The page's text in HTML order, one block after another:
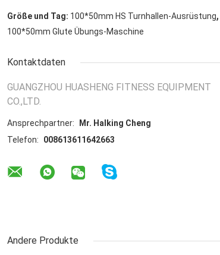
Größe und Tag: 100*50mm HS Turnhallen-Ausrüstung,
100*50mm Glute Übungs-Maschine
Kontaktdaten
GUANGZHOU HUASHENG FITNESS EQUIPMENT
CO.,LTD.
Ansprechpartner:
Mr. Halking Cheng
Telefon:
008613611642663
Andere Produkte